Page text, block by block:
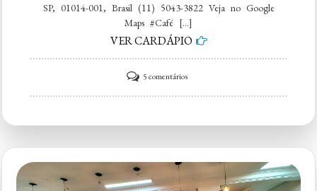
SP, 01014-001, Brasil (11) 5043-3822 Veja no Google
Maps #Café […]
VER CARDÁPIO
5 comentáriosem
Café